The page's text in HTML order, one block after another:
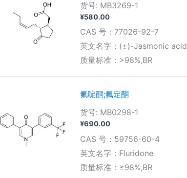
货号: MB3269-1
¥580.00
CAS 号：77026-92-7
英文名字：(±)-Jasmonic acid
质量标准：>98%,BR
氟啶酮;氟定酮
货号: MB0298-1
¥690.00
CAS 号：59756-60-4
英文名字：Fluridone
质量标准：≥98%,BR